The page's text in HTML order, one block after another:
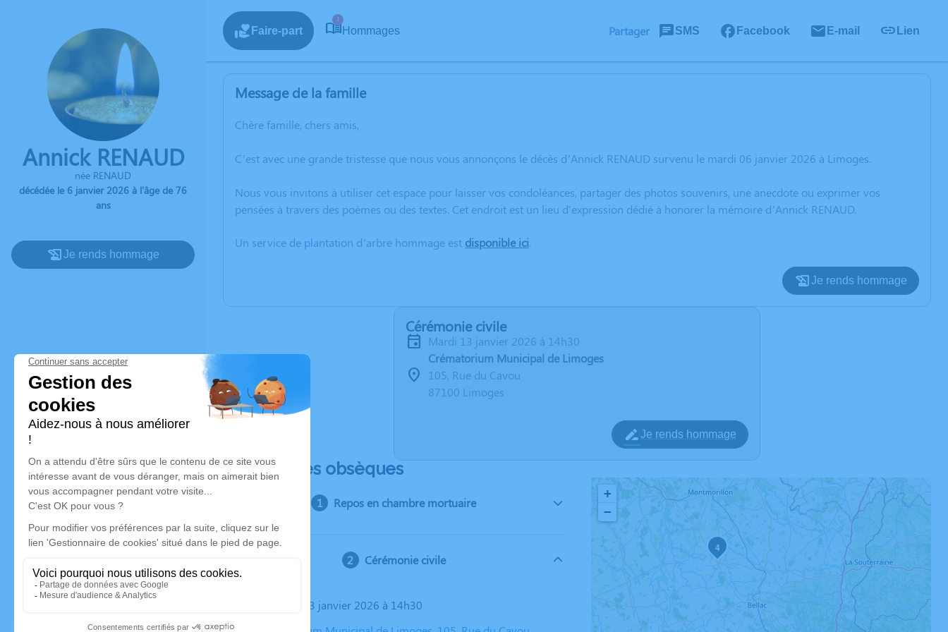
Annick RENAUD
née RENAUD
décédée le 6 janvier 2026 à l'âge de 76
ans
Je rends hommage
Faire-part
1
Hommages Partager SMS Facebook E-mail Lien
Message de la famille
Chère famille, chers amis,
C’est avec une grande tristesse que nous vous annonçons le décès d’Annick RENAUD survenu le mardi 06 janvier 2026 à Limoges.
Nous vous invitons à utiliser cet espace pour laisser vos condoléances, partager des photos souvenirs, une anecdote ou exprimer vos
pensées à travers des poèmes ou des textes. Cet endroit est un lieu d'expression dédié à honorer la mémoire d’Annick RENAUD.
Un service de plantation d’arbre hommage est disponible ici.
Je rends hommage
Cérémonie civile
mardi 13 janvier 2026 à 14h30
Crématorium Municipal de Limoges
105, Rue du Cavou
87100 Limoges
Je rends hommage
Déroulé des obsèques
Repos en chambre mortuaire
Cérémonie civile
Le mardi 13 janvier 2026 à 14h30
4
+
−